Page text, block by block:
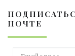
ПОЧТЕ